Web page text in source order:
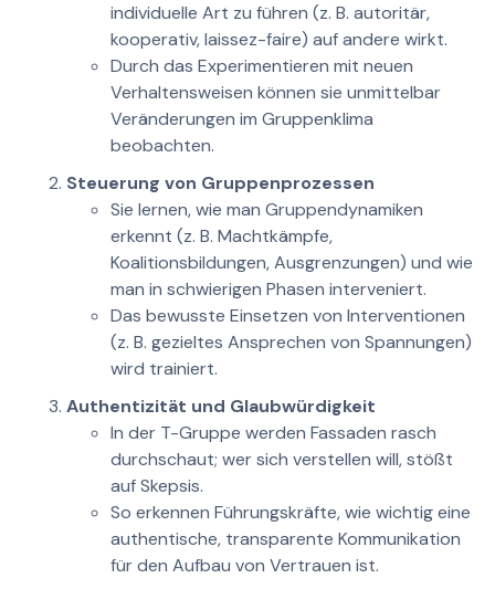
individuelle Art zu führen (z. B. autoritär,
kooperativ, laissez-faire) auf andere wirkt.
Durch das Experimentieren mit neuen
Verhaltensweisen können sie unmittelbar
Veränderungen im Gruppenklima
beobachten.
Steuerung von Gruppenprozessen
Sie lernen, wie man Gruppendynamiken
erkennt (z. B. Machtkämpfe,
Koalitionsbildungen, Ausgrenzungen) und wie
man in schwierigen Phasen interveniert.
Das bewusste Einsetzen von Interventionen
(z. B. gezieltes Ansprechen von Spannungen)
wird trainiert.
Authentizität und Glaubwürdigkeit
In der T-Gruppe werden Fassaden rasch
durchschaut; wer sich verstellen will, stößt
auf Skepsis.
So erkennen Führungskräfte, wie wichtig eine
authentische, transparente Kommunikation
für den Aufbau von Vertrauen ist.